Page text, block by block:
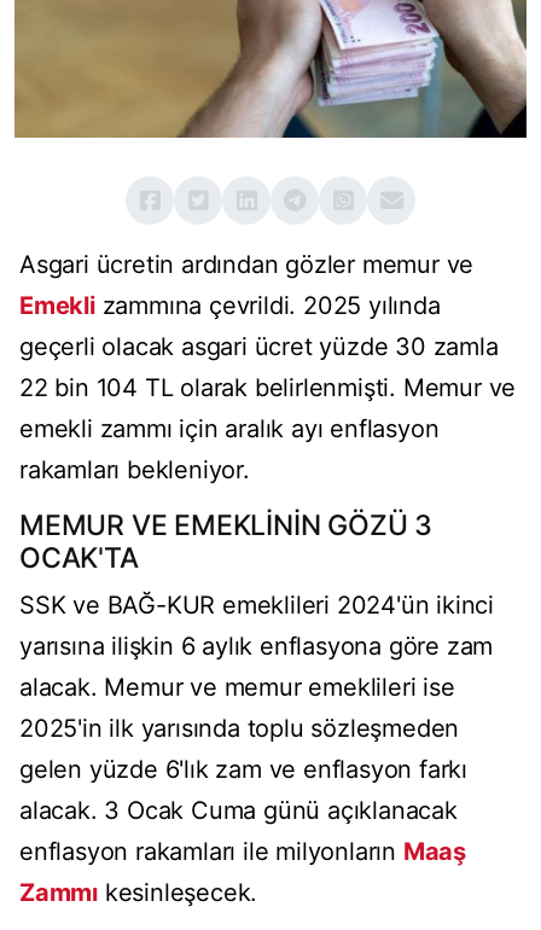
Asgari ücretin ardından gözler memur ve
Emeklizammına çevrildi. 2025 yılında
geçerli olacak asgari ücret yüzde 30 zamla
22 bin 104 TL olarak belirlenmişti. Memur ve
emekli zammı için aralık ayı enflasyon
rakamları bekleniyor.
MEMUR VE EMEKLİNİN GÖZÜ 3
OCAK'TA
SSK ve BAĞ-KUR emeklileri 2024'ün ikinci
yarısına ilişkin 6 aylık enflasyona göre zam
alacak. Memur ve memur emeklileri ise
2025'in ilk yarısında toplu sözleşmeden
gelen yüzde 6'lık zam ve enflasyon farkı
alacak. 3 Ocak Cuma günü açıklanacak
enflasyon rakamları ile milyonların Maaş
Zammı kesinleşecek.